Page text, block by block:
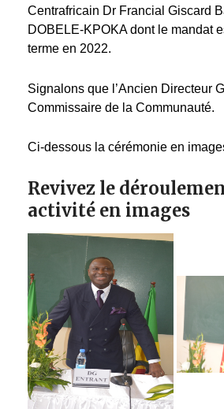
Centrafricain Dr Francial Giscard
DOBELE-KPOKA dont le mandat
terme en 2022.
Signalons que l’Ancien Directeur
Commissaire de la Communauté.
Ci-dessous la cérémonie en
Revivez le
activité en images